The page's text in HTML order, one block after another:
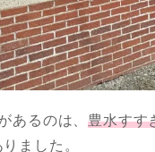
あるのは、豊水すす
ました。